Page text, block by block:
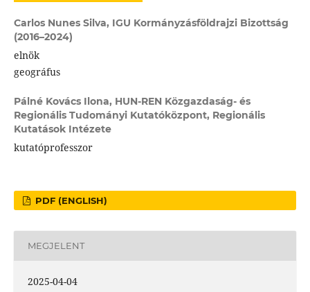
Carlos Nunes Silva, IGU Kormányzásföldrajzi Bizottság
(2016–2024)
elnök
geográfus
Pálné Kovács Ilona, HUN-REN Közgazdaság- és
Regionális Tudományi Kutatóközpont, Regionális
Kutatások Intézete
kutatóprofesszor
PDF (ENGLISH)
MEGJELENT
2025-04-04